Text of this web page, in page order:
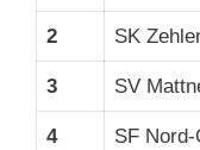
2 SK
3 SV
4 SF